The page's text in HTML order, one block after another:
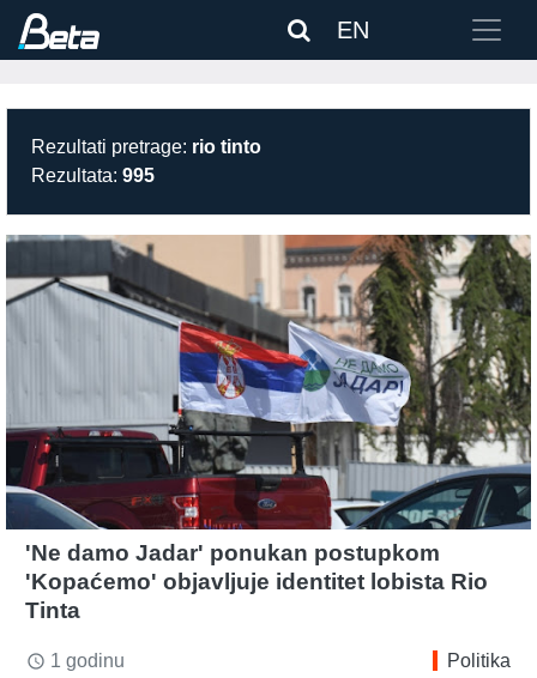
EN
Rezultati pretrage: rio tinto
Rezultata: 995
'Ne damo Jadar' ponukan postupkom
'Kopaćemo' objavljuje identitet lobista Rio
Tinta
access_time 1 godinu Politika